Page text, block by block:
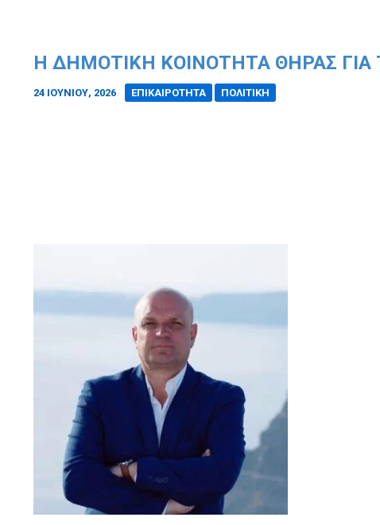
Η ΔΗΜΟΤΙΚΉ ΚΟΙΝΌΤΗΤΑ ΘΉΡΑΣ ΓΙΑ
24 ΙΟΥΝΊΟΥ, 2026 ΕΠΙΚΑΙΡΟΤΗΤΑ ΠΟΛΙΤΙΚΗ